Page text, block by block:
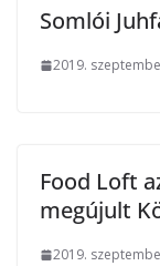
Somlói
2019.
Food Loft
megújult
2019.